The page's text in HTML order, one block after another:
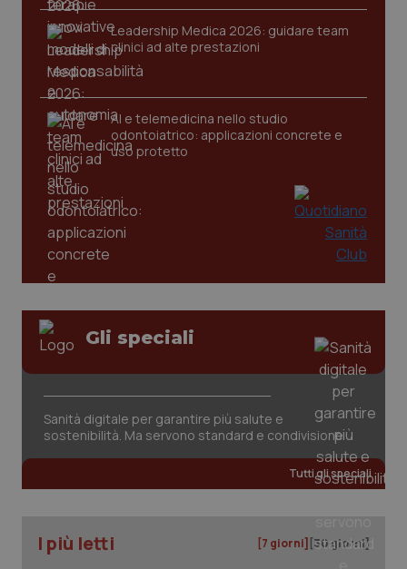
Leadership Medica 2026: guidare team
clinici ad alte prestazioni
AI e telemedicina nello studio
odontoiatrico: applicazioni concrete e
uso protetto
Gli speciali
Sanità digitale per garantire più salute e
sostenibilità. Ma servono standard e condivisione
Tutti gli speciali
I più letti [7 giorni] [30 giorni]
tracking-sites-ironfish-
tracking-enable
tracking-sites-ironfish-
session-id
www.quotidianosanita.it
.quotidianosanita.it